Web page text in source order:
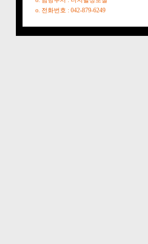
o. 전화번호 : 042-879-6249